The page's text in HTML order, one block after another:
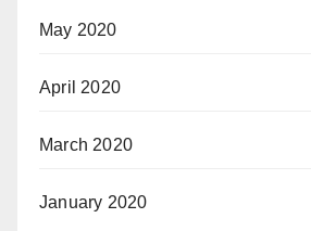
May 2020
April 2020
March 2020
January 2020